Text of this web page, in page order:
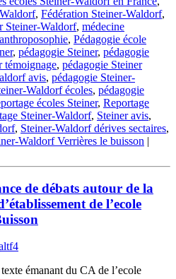
, Fédération Steiner-Waldorf,
Steiner-Waldorf, médecine
, Pédagogie école
, pédagogie Steiner, pédagogie
témoignage, pédagogie Steiner
avis, pédagogie Steiner-
Waldorf écoles, pédagogie
écoles Steiner, Reportage
Steiner-Waldorf, Steiner avis,
, Steiner-Waldorf dérives sectaires,
Waldorf Verrières le buisson |
de débats autour de la
de l’ecole
émanant du CA de l’ecole